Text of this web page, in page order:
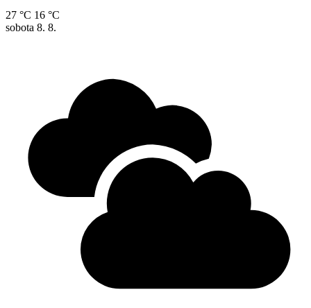
27 °C 16 °C
sobota 8. 8.